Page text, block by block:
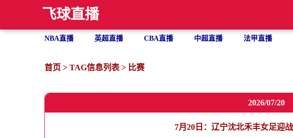
飞球直播
NBA直播 英超直播 CBA直播 中超直播 法甲直播
首页 > TAG信息列表 > 比赛
2026/07/20
7月20日：辽宁沈北禾丰女足迎